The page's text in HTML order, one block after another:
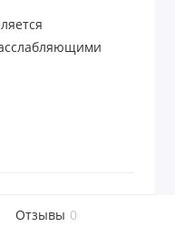
Отзывы 0